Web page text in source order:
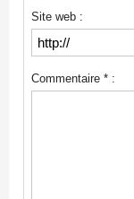
Site web :
Commentaire * :